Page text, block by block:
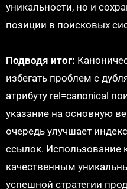
уникальности, но и
позиции в поисковых
Подводя итог:
избегать проблем с
атрибуту rel=canonical
указание на основную
очередь улучшает
ссылок. Использование
качественным
успешной стратегии